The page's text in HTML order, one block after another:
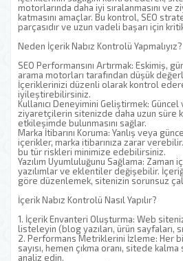
motorlarında daha iyi sıralanmasını ve
katmasını amaçlar. Bu kontrol, SEO
parçasıdır ve uzun vadeli başarı için
Neden İçerik Nabız Kontrolü Yapmalıyız?
SEO Performansını Artırmak: Eskimiş,
arama motorları tarafından düşük
İçeriklerinizi düzenli olarak kontrol
iyileştirebilirsiniz.
Kullanıcı Deneyimini Geliştirmek: Güncel
ziyaretçilerin sitenizde daha uzun süre
etkileşimde bulunmasını sağlar.
Marka İtibarını Koruma: Yanlış veya
içerikler, marka itibarınıza zarar
bu tür riskleri minimize edebilirsiniz.
Yazılım Uyumluluğunu Sağlama: Zaman
yazılımlar ve eklentiler değişebilir.
göre düzenlemek, sitenizin sorunsuz
İçerik Nabız Kontrolü Nasıl Yapılır?
1. İçerik Envanteri Oluşturma: Web
listeleyin (blog yazıları, ürün sayfaları,
2. Performans Metriklerini İzleme: Her
sayısı, hemen çıkma oranı, sitede
analiz edin.